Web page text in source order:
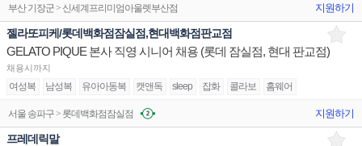
부산 기장군 > 신세계프리미엄아울렛부산점 지원하기
젤라또피케/롯데백화점잠실점,현대백화점판교점
GELATO PIQUE 본사 직영 시니어 채용 (롯데 잠실점, 현대 판교점)
채용시까지
여성복 남성복 유아아동복 캣앤독 sleep 잡화 콜라보 홈웨어
서울 송파구 > 롯데백화점잠실점 지원하기
프레데릭말